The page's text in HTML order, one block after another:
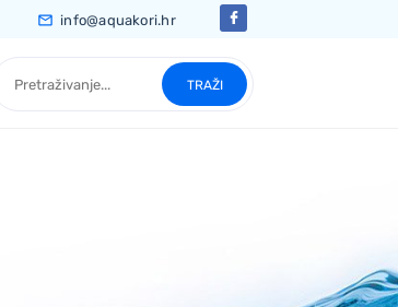
info@aquakori.hr
TRAŽI